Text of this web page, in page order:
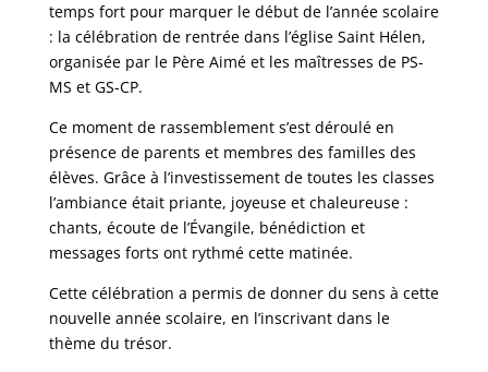
temps fort pour marquer le début de l’année scolaire
: la célébration de rentrée dans l’église Saint Hélen,
organisée par le Père Aimé et les maîtresses de PS-
MS et GS-CP.
Ce moment de rassemblement s’est déroulé en
présence de parents et membres des familles des
élèves. Grâce à l’investissement de toutes les classes
l’ambiance était priante, joyeuse et chaleureuse :
chants, écoute de l’Évangile, bénédiction et
messages forts ont rythmé cette matinée.
Cette célébration a permis de donner du sens à cette
nouvelle année scolaire, en l’inscrivant dans le
thème du trésor.